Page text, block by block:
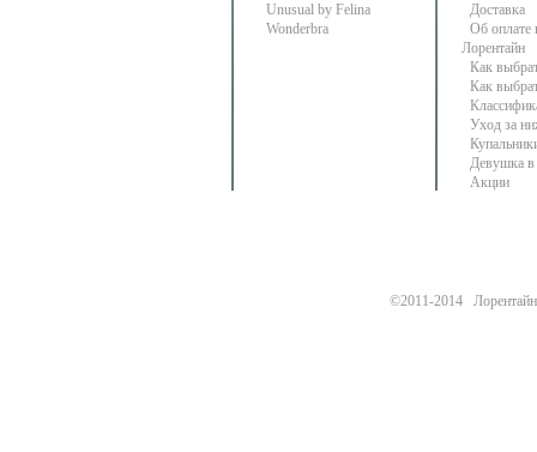
Unusual by Felina
Wonderbra
Доставка
Об оплате
Лорентайн
Как
Как
Уход за
Девушка в
Акции
©2011-2014